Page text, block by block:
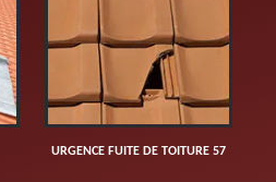
URGENCE FUITE DE TOITURE 57